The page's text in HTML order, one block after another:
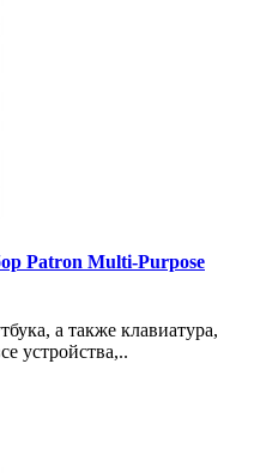
Patron Multi-Purpose
а также клавиатура,
устройства,..